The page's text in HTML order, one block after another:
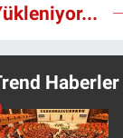
Haberler